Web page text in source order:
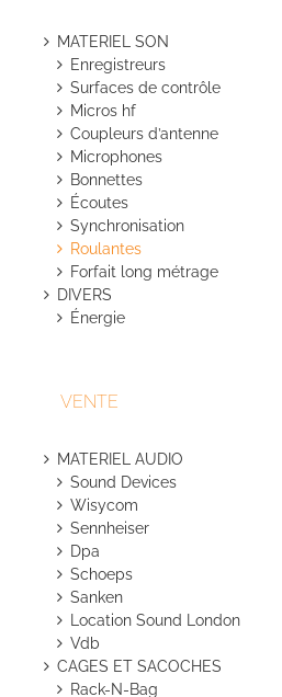
MATERIEL SON
Enregistreurs
Surfaces de contrôle
Micros hf
Coupleurs d’antenne
Microphones
Bonnettes
Écoutes
Synchronisation
Roulantes
Forfait long métrage
DIVERS
Énergie
VENTE
MATERIEL AUDIO
Sound Devices
Wisycom
Sennheiser
Dpa
Schoeps
Sanken
Location Sound London
Vdb
CAGES ET SACOCHES
Rack-N-Bag